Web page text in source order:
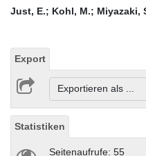
Just, E.; Kohl, M.; Miyazaki,
Export
Exportieren als ...
Statistiken
Seitenaufrufe: 55